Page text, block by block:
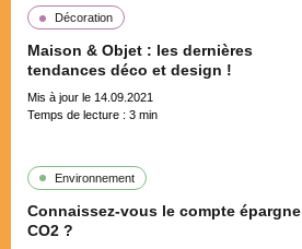
Décoration
Maison & Objet : les dernières
tendances déco et design !
Mis à jour le 14.09.2021
Temps de lecture : 3 min
Environnement
Connaissez-vous le compte épargne
CO2 ?